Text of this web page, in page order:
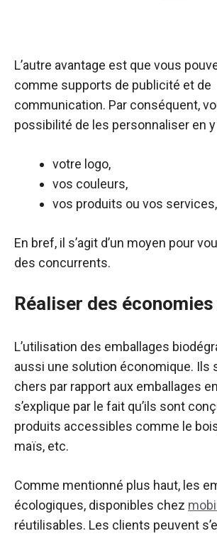
L’autre avantage est que vous
comme supports de publicité et de
communication. Par conséquent,
possibilité de les personnaliser en
votre logo,
vos couleurs,
vos produits ou vos
En bref, il s’agit d’un moyen pour
des concurrents.
Réaliser des économies
L’utilisation des emballages
aussi une solution économique. Ils
chers par rapport aux emballages
s’explique par le fait qu’ils sont
produits accessibles comme le
maïs, etc.
Comme mentionné plus haut, les
écologiques, disponibles chez
réutilisables. Les clients peuvent